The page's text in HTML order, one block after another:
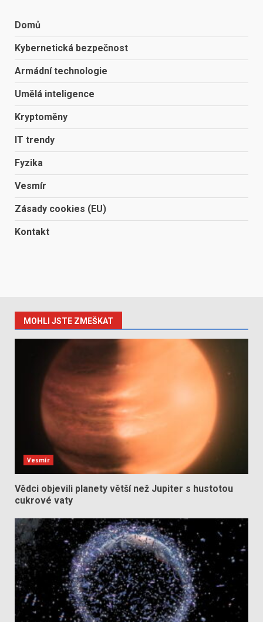
Domů
Kybernetická bezpečnost
Armádní technologie
Umělá inteligence
Kryptoměny
IT trendy
Fyzika
Vesmír
Zásady cookies (EU)
Kontakt
MOHLI JSTE ZMEŠKAT
Vesmír
Vědci objevili planety větší než Jupiter s hustotou
cukrové vaty